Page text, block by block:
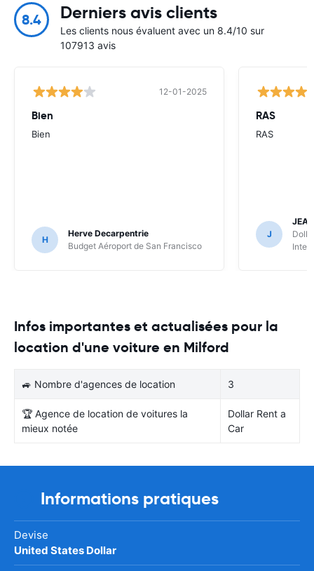
8.4 Derniers avis clients
Les clients nous évaluent avec un 8.4/10 sur
107913 avis
12-01-2025
Bien
Bien
H
Herve Decarpentrie
Budget Aéroport de San Francisco
RAS
RAS
J
Infos importantes et actualisées pour la
location d'une voiture en Milford
🚙 Nombre d'agences de location 3
🏆 Agence de location de voitures la
mieux notée
Dollar Rent a
Car
Informations pratiques
Devise
United States Dollar